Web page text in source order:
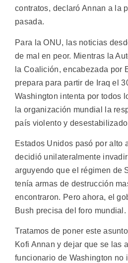
contratos, declaró Annan a la
pasada.
Para la ONU, las noticias
de mal en peor. Mientras la
la Coalición, encabezada por
prepara para partir de Iraq el
Washington intenta por todos
la organización mundial la
país violento y
Estados Unidos pasó por alto
decidió unilateralmente
arguyendo que el régimen de
tenía armas de destrucción
encontraron. Pero ahora, el
Bush precisa del foro mundial.
Tratamos de poner este
Kofi Annan y dejar que se las
funcionario de Washington no